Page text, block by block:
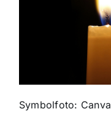
Symbolfoto: Canva